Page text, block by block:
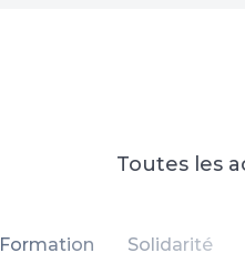
Toutes les
Formation Solidarité